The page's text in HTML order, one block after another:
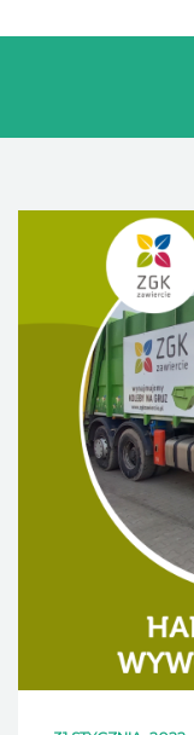
EDUKACJA
KONTAKT